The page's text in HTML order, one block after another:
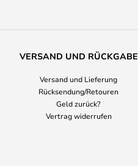
VERSAND UND RÜCKGABE
Versand und Lieferung
Rücksendung/Retouren
Geld zurück?
Vertrag widerrufen